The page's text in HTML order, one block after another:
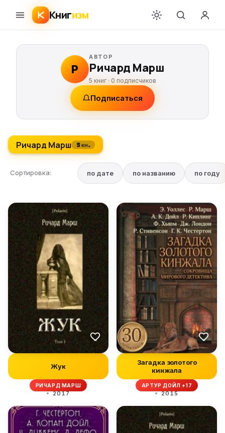
Книгизм
Р
АВТОР
Ричард Марш
5 книг ·0 подписчиков
Подписаться
Ричард Марш 5 кн.
Сортировка: по дате по названию по году
Жук
РИЧАРД МАРШ
2017
Загадка золотого
кинжала
АРТУР ДОЙЛ +17
2015